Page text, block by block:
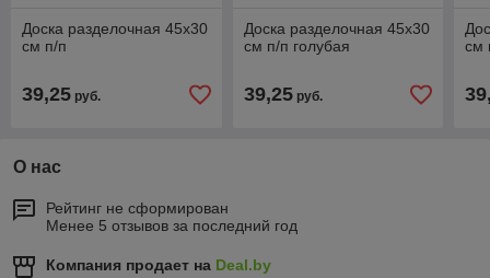
Доска разделочная 45х30
см п/п
39,25 руб.
Доска разделочная 45х30
см п/п голубая
39,25руб.
см
О нас
Рейтинг не сформирован
Менее 5 отзывов за последний год
Компания продает на Deal.by